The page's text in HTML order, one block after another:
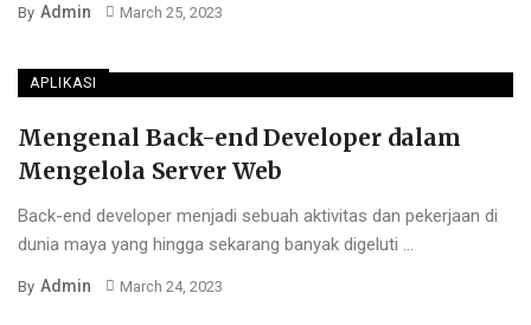
By Admin March 25, 2023
APLIKASI
Mengenal Back-end Developer dalam
Mengelola Server Web
Back-end developer menjadi sebuah aktivitas dan pekerjaan di
dunia maya yang hingga sekarang banyak digeluti ...
By Admin March 24, 2023